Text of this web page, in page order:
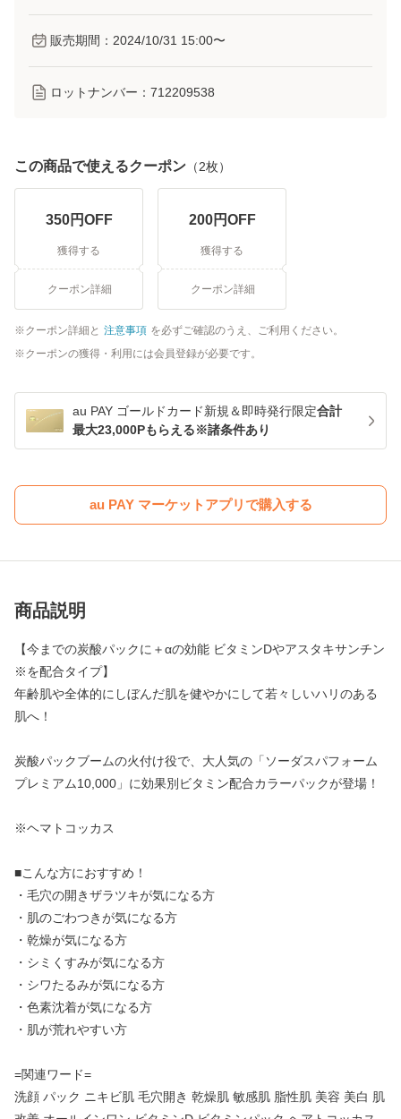
販売期間： 2024/10/31 15:00〜
ロットナンバー： 712209538
この商品で使えるクーポン （2枚）
350円OFF
獲得する
クーポン詳細
200円OFF
獲得する
クーポン詳細
クーポン詳細と 注意事項 を必ずご確認のうえ、ご利用ください。
クーポンの獲得・利用には会員登録が必要です。
au PAY ゴールドカード新規＆即時発行限定合計
最大23,000Pもらえる※諸条件あり
au PAY マーケットアプリで購入する
商品説明
【今までの炭酸パックに＋αの効能 ビタミンDやアスタキサンチン
※を配合タイプ】
年齢肌や全体的にしぼんだ肌を健やかにして若々しいハリのある
肌へ！
炭酸パックブームの火付け役で、大人気の「ソーダスパフォーム
プレミアム10,000」に効果別ビタミン配合カラーパックが登場！
※ヘマトコッカス
■こんな方におすすめ！
・毛穴の開きザラツキが気になる方
・肌のごわつきが気になる方
・乾燥が気になる方
・シミくすみが気になる方
・シワたるみが気になる方
・色素沈着が気になる方
・肌が荒れやすい方
=関連ワード=
洗顔 パック ニキビ肌 毛穴開き 乾燥肌 敏感肌 脂性肌 美容 美白 肌